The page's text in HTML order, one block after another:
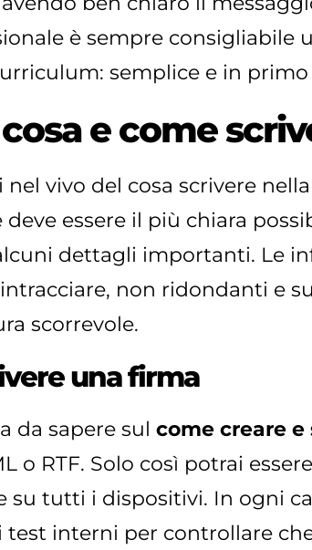
è sempre consigliabile
semplice e in primo
cosa e come
nel vivo del cosa scrivere
deve essere il più chiara
dettagli importanti. Le
non ridondanti e
scorrevole.
una firma
da sapere sul come creare
o RTF. Solo così potrai
su tutti i dispositivi. In ogni
test interni per controllare